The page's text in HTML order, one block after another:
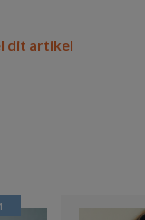
dit artikel